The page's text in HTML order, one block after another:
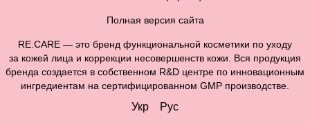
Полная версия сайта
RE.CARE — это бренд функциональной косметики по уходу
за кожей лица и коррекции несовершенств кожи. Вся продукция
бренда создается в собственном R&D центре по инновационным
ингредиентам на сертифицированном GMP производстве.
Укр Рус